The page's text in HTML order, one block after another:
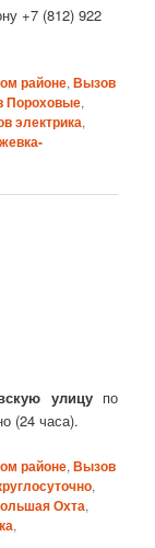
+7 (812) 922
районе,Вызов
Пороховые,
электрика,
улицупо
(24 часа).
районе,Вызов
,
Охта,
,